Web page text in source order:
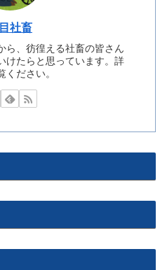
社畜
ら、彷徨える社畜の皆さん
けたらと思っています。詳
ください。